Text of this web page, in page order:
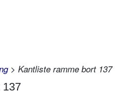
> Kantliste ramme bort 137
137